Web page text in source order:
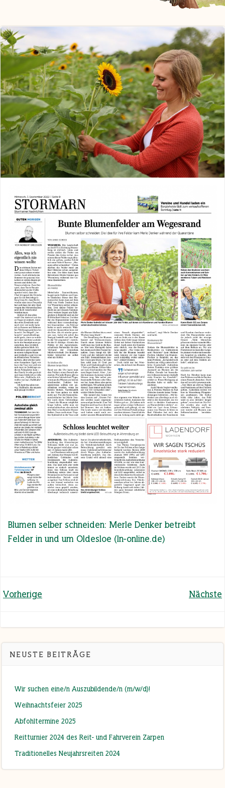
Blumen selber schneiden: Merle Denker betreibt
Felder in und um Oldesloe (ln-online.de)
Beitragsnavigation
Vorherige Nächste
NEUSTE BEITRÄGE
Wir suchen eine/n Auszubildende/n (m/w/d)!
Weihnachtsfeier 2025
Abfohltermine 2025
Reitturnier 2024 des Reit- und Fahrverein Zarpen
Traditionelles Neujahrsreiten 2024